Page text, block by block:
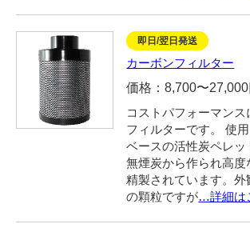
054-270-4456
営業時間：平日：10～19時／土曜：12
即日/翌日発送
カーボンフィルター
価格：8,700〜27,000
コストパフォーマン
フィルターです。 使
ベースの活性炭ペレッ
無煙炭から作られ高度
精製されています。外
の顆粒ですが…詳細は